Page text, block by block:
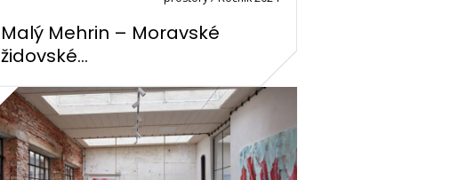
Malý Mehrin – Moravské
židovské...